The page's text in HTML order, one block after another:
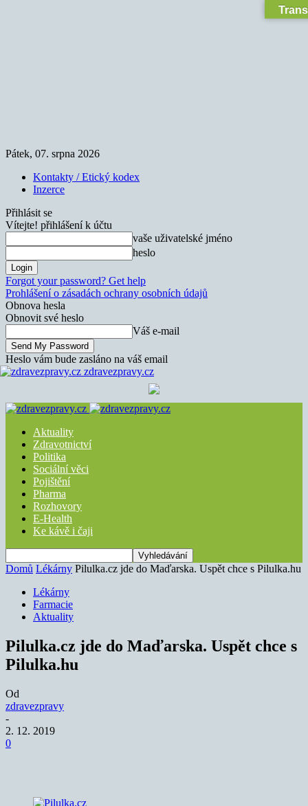
Pátek, 07. srpna 2026
Kontakty / Etický kodex
Inzerce
Přihlásit se
Vítejte! přihlášení k účtu
vaše uživatelské jméno
heslo
Forgot your password? Get help
Prohlášení o zásadách ochrany osobních údajů
Obnova hesla
Obnovit své heslo
Váš e-mail
Heslo vám bude zasláno na váš email
zdravezpravy.cz
Aktuality
Zdravotnictví
Politika
Sociální věci
Pojištění
Pharma
Rozhovory
E-Health
Ke kávě i čaji
Domů Lékárny Pilulka.cz jde do Maďarska. Uspět chce s Pilulka.hu
Lékárny
Farmacie
Aktuality
Pilulka.cz jde do Maďarska. Uspět chce s
Pilulka.hu
Od
zdravezpravy
-
2. 12. 2019
0